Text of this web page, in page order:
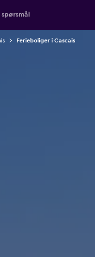
Ferieboliger i Cascais